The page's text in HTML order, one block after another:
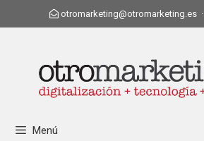
otromarketing@otromarketing.es·
Menú